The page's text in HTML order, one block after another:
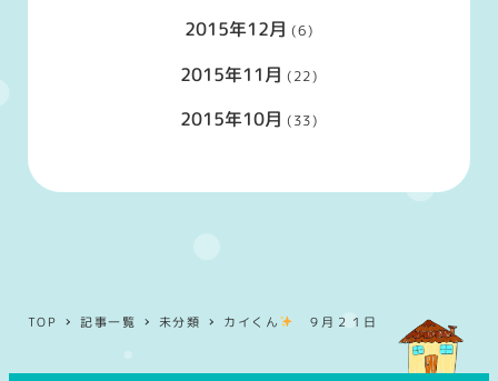
2015年12月 (6)
2015年11月 (22)
2015年10月 (33)
TOP 記事一覧 未分類 カイくん ９月２１日